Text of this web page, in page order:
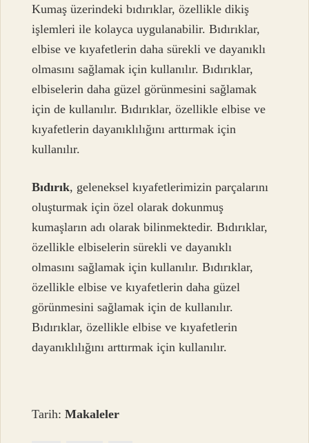
Kumaş üzerindeki bıdırıklar, özellikle dikiş
işlemleri ile kolayca uygulanabilir. Bıdırıklar,
elbise ve kıyafetlerin daha sürekli ve dayanıklı
olmasını sağlamak için kullanılır. Bıdırıklar,
elbiselerin daha güzel görünmesini sağlamak
için de kullanılır. Bıdırıklar, özellikle elbise ve
kıyafetlerin dayanıklılığını arttırmak için
kullanılır.
Bıdırık, geleneksel kıyafetlerimizin parçalarını
oluşturmak için özel olarak dokunmuş
kumaşların adı olarak bilinmektedir. Bıdırıklar,
özellikle elbiselerin sürekli ve dayanıklı
olmasını sağlamak için kullanılır. Bıdırıklar,
özellikle elbise ve kıyafetlerin daha güzel
görünmesini sağlamak için de kullanılır.
Bıdırıklar, özellikle elbise ve kıyafetlerin
dayanıklılığını arttırmak için kullanılır.
Tarih:Makaleler